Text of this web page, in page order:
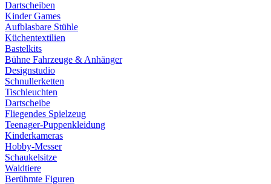
Dartscheiben
Kinder Games
Aufblasbare Stühle
Küchentextilien
Bastelkits
Bühne Fahrzeuge & Anhänger
Designstudio
Schnullerketten
Tischleuchten
Dartscheibe
Fliegendes Spielzeug
Teenager-Puppenkleidung
Kinderkameras
Hobby-Messer
Schaukelsitze
Waldtiere
Berühmte Figuren